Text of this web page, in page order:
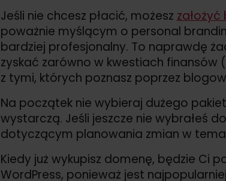
Jeśli nie chcesz płacić, możesz
poważnie myślącym o personal
bardziej profesjonalny. To naprawdę
zyskać zarówno w kwestiach finansów
z tymi, których poznasz poprzez
Na początek nie wybieraj dużego
wystarczą. Jeśli jeszcze nie wybrałeś
dotyczącym planowania zmian w
Kiedy już wykupisz domenę, będzie Ci
WordPress, ponieważ jest